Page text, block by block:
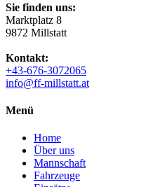
Sie finden uns:
Marktplatz 8
9872 Millstatt
Kontakt:
+43-676-3072065
info@ff-millstatt.at
Menü
Home
Über uns
Mannschaft
Fahrzeuge